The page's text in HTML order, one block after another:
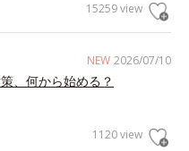
15259 view
NEW 2026/07/10
、何から始める？
1120 view